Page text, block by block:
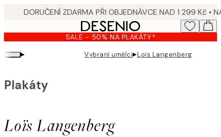
content.
SALE - 50% NA PLAKÁTY*
▸ Vybraní umělci▸Loïs Langenberg
Loïs Langenberg
Plakáty